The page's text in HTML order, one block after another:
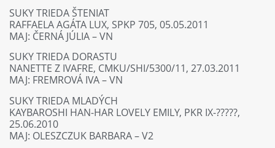
SUKY TRIEDA ŠTENIAT
RAFFAELA AGÁTA LUX, SPKP 705, 05.05.2011
MAJ: ČERNÁ JÚLIA – VN
SUKY TRIEDA DORASTU
NANETTE Z IVAFRE, CMKU/SHI/5300/11, 27.03.2011
MAJ: FREMROVÁ IVA – VN
SUKY TRIEDA MLADÝCH
KAYBAROSHI HAN-HAR LOVELY EMILY, PKR IX-?????,
25.06.2010
MAJ: OLESZCZUK BARBARA – V2